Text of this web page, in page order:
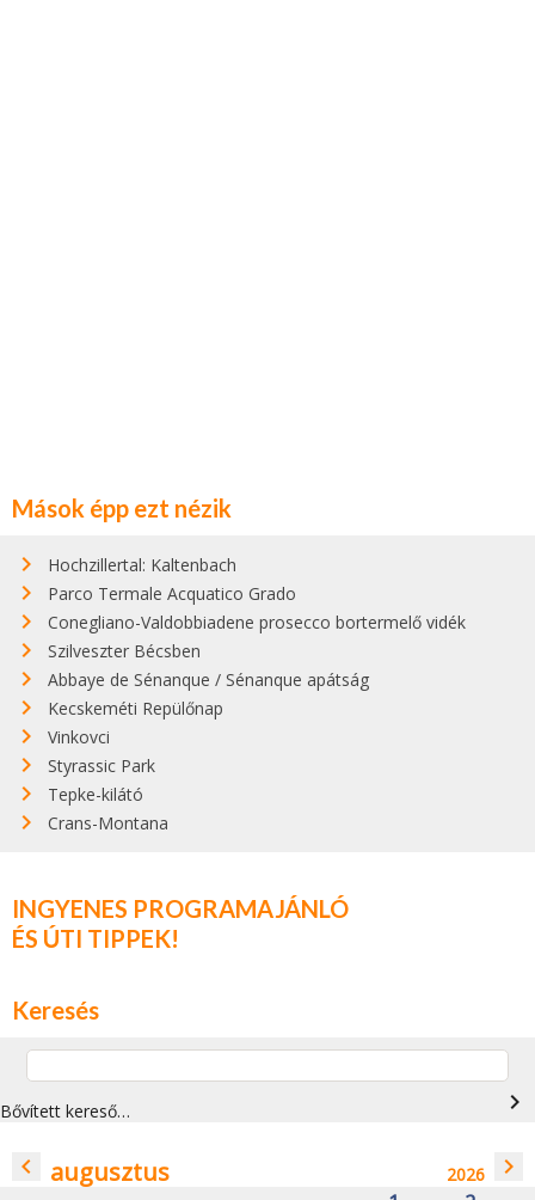
Mások épp ezt nézik
Hochzillertal: Kaltenbach
Parco Termale Acquatico Grado
Conegliano-Valdobbiadene prosecco bortermelő vidék
Szilveszter Bécsben
Abbaye de Sénanque / Sénanque apátság
Kecskeméti Repülőnap
Vinkovci
Styrassic Park
Tepke-kilátó
Crans-Montana
INGYENES PROGRAMAJÁNLÓ
ÉS ÚTI TIPPEK!
Keresés
Bővített kereső… navigate_next
navigate_before augusztus 2026 navigate_next